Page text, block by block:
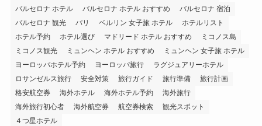
バルセロナ ホテル
バルセロナ ホテル おすすめ
バルセロナ 宿泊
バルセロナ 観光
パリ ベルリン 女子旅 ホテル
ホテルリスト
ホテル予約
ホテル選び マドリード ホテル おすすめ
ミコノス島
ミコノス観光
ミュンヘン ホテル おすすめ
ミュンヘン 女子旅 ホテル
ヨーロッパホテル予約
ヨーロッパ旅行
ラグジュアリーホテル
ロサンゼルス旅行
安全対策 旅行ガイド 旅行準備
旅行計画
格安航空券
海外ホテル 海外ホテル予約
海外旅行
海外旅行初心者
海外航空券 航空券検索
観光スポット
４つ星ホテル